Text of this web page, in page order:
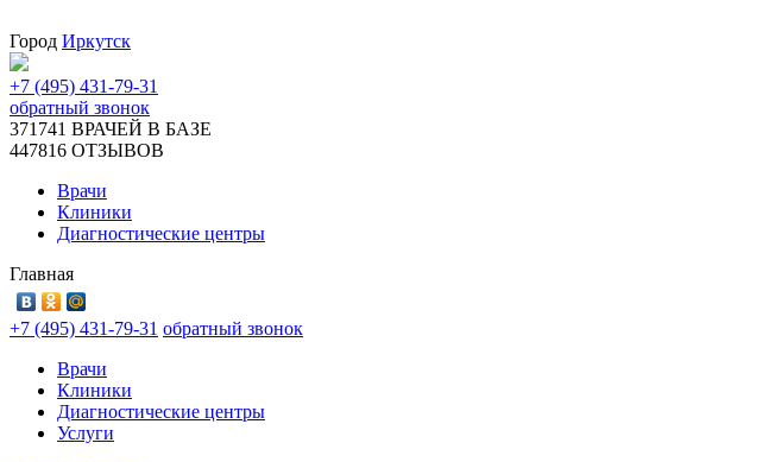
Город Иркутск
+7 (495) 431-79-31
обратный звонок
371741 ВРАЧЕЙ В БАЗЕ
447816 ОТЗЫВОВ
Врачи
Клиники
Диагностические центры
Главная
+7 (495) 431-79-31 обратный звонок
Врачи
Клиники
Диагностические центры
Услуги